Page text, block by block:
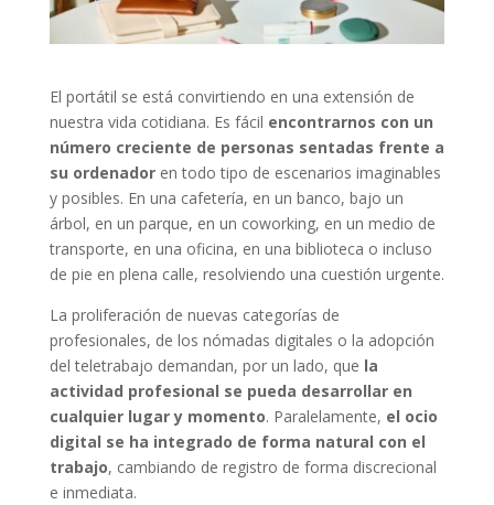
El portátil se está convirtiendo en una extensión de
nuestra vida cotidiana. Es fácil encontrarnos con un
número creciente de personas sentadas frente a
su ordenador en todo tipo de escenarios imaginables
y posibles. En una cafetería, en un banco, bajo un
árbol, en un parque, en un coworking, en un medio de
transporte, en una oficina, en una biblioteca o incluso
de pie en plena calle, resolviendo una cuestión urgente.
La proliferación de nuevas categorías de
profesionales, de los nómadas digitales o la adopción
del teletrabajo demandan, por un lado, que la
actividad profesional se pueda desarrollar en
cualquier lugar y momento. Paralelamente, el ocio
digital se ha integrado de forma natural con el
trabajo, cambiando de registro de forma discrecional
e inmediata.